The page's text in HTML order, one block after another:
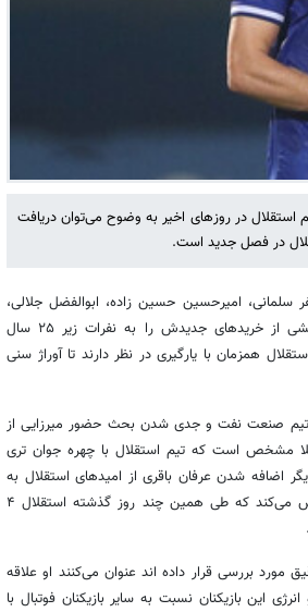
در روزهای اخیر به وضوح می‌توان دریافت
در فصل جدید است.
امیرحسین حسین زاده، ابوالفضل جلالی،
علیرضا رضایی، امیرعلی صادقی و... بازیکنانی از این دست، بخشی از خریدهای جدیدش را به نفرات زیر ۲۵ سال
همزمان با یارگیری در نظر دارند تا آوراژ سنی
بازیکن زیر ۲۳ سال فصل گذشته تیم صنعت نفت و جدی شدن بحث حضور میرزایی از
کاملا مشخص است که تیم استقلال با چهره جوان تری
شدن عرفان باقری از امیدهای استقلال به
جمع بازیکنان بزرگسال این تیم که ۱۸ سال سن دارد نیز مشخص می‌کند که طی همین چند روز گذشته استقلال ۴
مورد بررسی قرار داده اند عنوان می‌کنند او علاقه
است انگیزه و انرژی این بازیکنان نسبت به سایر بازیکنان فوتبال با